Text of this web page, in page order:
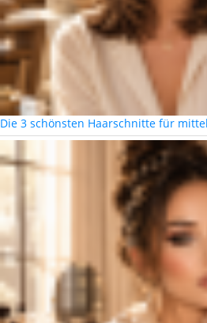
Die 3 schönsten Haarschnitte für